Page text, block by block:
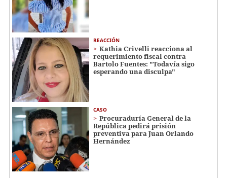
REACCIÓN
Kathia Crivelli reacciona al
requerimiento fiscal contra
Bartolo Fuentes: "Todavía sigo
esperando una disculpa"
CASO
Procuraduría General de la
República pedirá prisión
preventiva para Juan Orlando
Hernández